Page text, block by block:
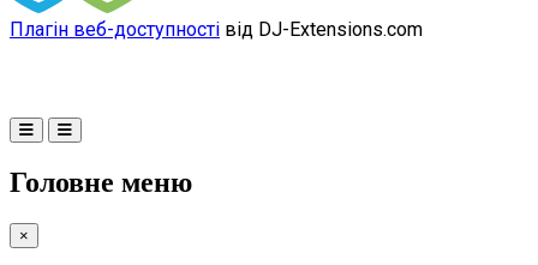
Плагін веб-доступності від DJ-Extensions.com
Головне меню
×